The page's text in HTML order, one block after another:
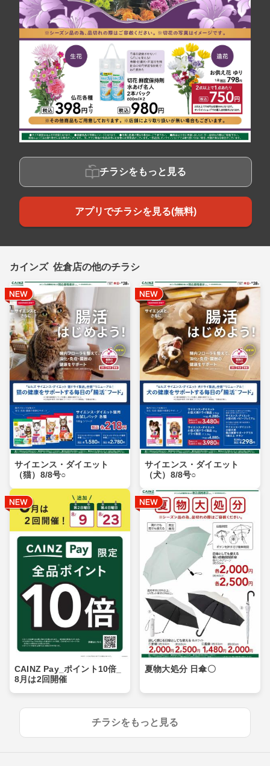
チラシをもっと見る
アプリでチラシを見る(無料)
カインズ 佐倉店の他のチラシ
サイエンス・ダイエット
（猫）8/8号○
サイエンス・ダイエット
（犬）8/8号○
CAINZ Pay_ポイント10倍_
8月は2回開催
夏物大処分 日傘〇
チラシをもっと見る